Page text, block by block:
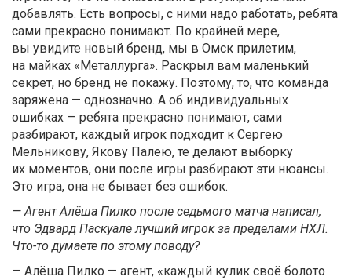
добавлять. Есть вопросы, с ними надо работать, ребята
сами прекрасно понимают. По крайней мере,
вы увидите новый бренд, мы в Омск прилетим,
на майках «Металлурга». Раскрыл вам маленький
секрет, но бренд не покажу. Поэтому, то, что команда
заряжена — однозначно. А об индивидуальных
ошибках — ребята прекрасно понимают, сами
разбирают, каждый игрок подходит к Сергею
Мельникову, Якову Палею, те делают выборку
их моментов, они после игры разбирают эти нюансы.
Это игра, она не бывает без ошибок.
— Агент Алёша Пилко после седьмого матча написал,
что Эдвард Паскуале лучший игрок за пределами НХЛ.
Что-то думаете по этому поводу?
— Алёша Пилко — агент, «каждый кулик своё болото